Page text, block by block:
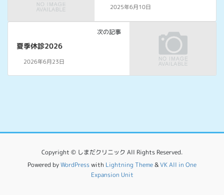
2025年6月10日
次の記事
夏季休診2026
2026年6月23日
Copyright © しまだクリニック All Rights Reserved.
Powered byWordPresswith Lightning Theme&VK All in One
Expansion Unit